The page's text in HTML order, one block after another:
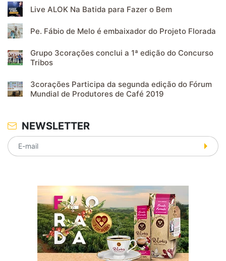
Live ALOK Na Batida para Fazer o Bem
Pe. Fábio de Melo é embaixador do Projeto Florada
Grupo 3corações conclui a 1ª edição do Concurso
Tribos
3corações Participa da segunda edição do Fórum
Mundial de Produtores de Café 2019
NEWSLETTER